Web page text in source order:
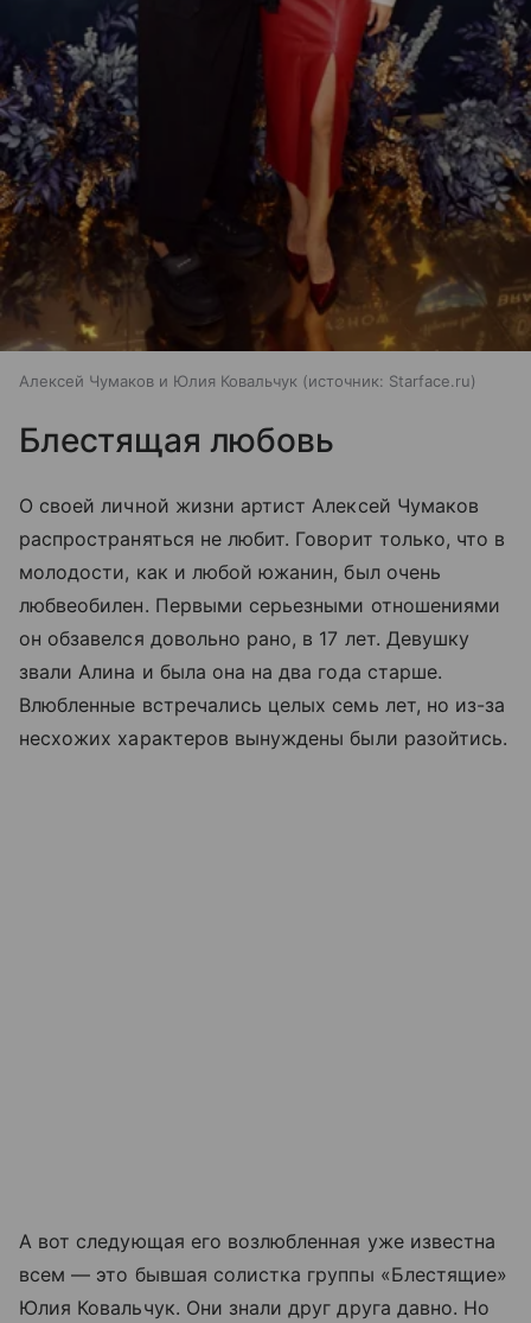
Алексей Чумаков и Юлия Ковальчук источник: Starface.ru
Блестящая любовь
О своей личной жизни артист Алексей Чумаков
распространяться не любит. Говорит только, что в
молодости, как и любой южанин, был очень
любвеобилен. Первыми серьезными отношениями
он обзавелся довольно рано, в 17 лет. Девушку
звали Алина и была она на два года старше.
Влюбленные встречались целых семь лет, но из-за
несхожих характеров вынуждены были разойтись.
А вот следующая его возлюбленная уже известна
всем — это бывшая солистка группы «Блестящие»
Юлия Ковальчук. Они знали друг друга давно. Но